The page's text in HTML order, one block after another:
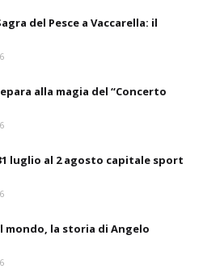
del Pesce a Vaccarella: il
alla magia del “Concerto
luglio al 2 agosto capitale sport
mondo, la storia di Angelo